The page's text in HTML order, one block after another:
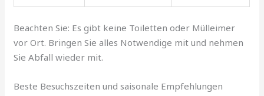
Beachten Sie: Es gibt keine Toiletten oder Mülleimer
vor Ort. Bringen Sie alles Notwendige mit und nehmen
Sie Abfall wieder mit.
Beste Besuchszeiten und saisonale Empfehlungen